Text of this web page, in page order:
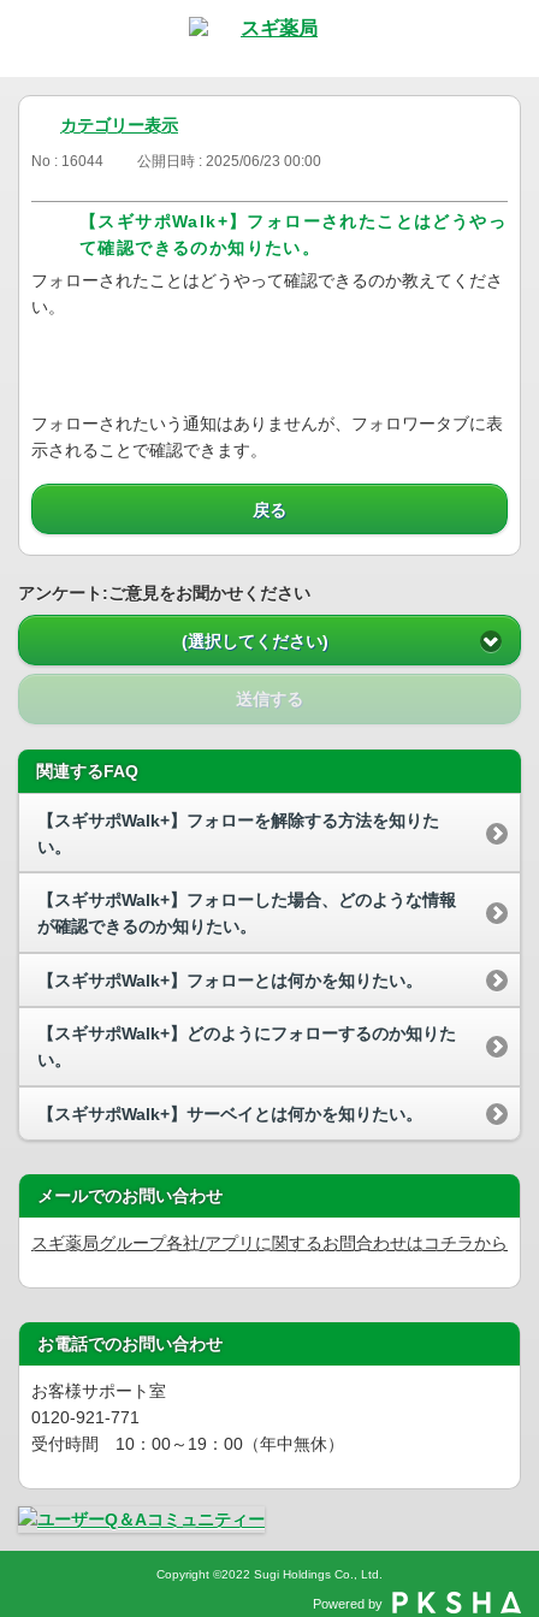
カテゴリー表示
No : 16044 公開日時 : 2025/06/23 00:00
【スギサポWalk+】フォローされたことはどうやっ
て確認できるのか知りたい。
フォローされたことはどうやって確認できるのか教えてくださ
い。
フォローされたいう通知はありませんが、フォロワータブに表
示されることで確認できます。
戻る
アンケート:ご意見をお聞かせください
(選択してください)
送信する
関連するFAQ
【スギサポWalk+】フォローを解除する方法を知りた
い。
【スギサポWalk+】フォローした場合、どのような情報
が確認できるのか知りたい。
【スギサポWalk+】フォローとは何かを知りたい。
【スギサポWalk+】どのようにフォローするのか知りた
い。
【スギサポWalk+】サーベイとは何かを知りたい。
メールでのお問い合わせ
スギ薬局グループ各社/アプリに関するお問合わせはコチラから
お電話でのお問い合わせ
お客様サポート室
0120-921-771
受付時間 10：00～19：00（年中無休）
Copyright ©2022 Sugi Holdings Co., Ltd.
Powered by